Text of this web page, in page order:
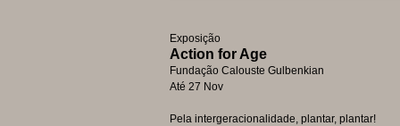
Exposição
Action for Age
Fundação Calouste Gulbenkian
Até 27 Nov
Pela intergeracionalidade, plantar, plantar!